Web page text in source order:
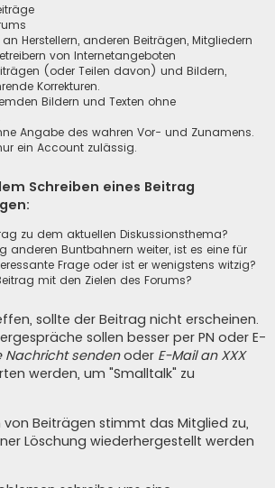
Herstellern, anderen Beiträgen, Mitgliedern
von Internetangeboten
(oder Teilen davon) und Bildern,
Korrekturen.
Bildern und Texten ohne
Angabe des wahren Vor- und Zunamens.
ein Account zulässig.
Schreiben eines Beitrag
zu dem aktuellen Diskussionsthema?
anderen Buntbahnern weiter, ist es eine für
Frage oder ist er wenigstens witzig?
mit den Zielen des Forums?
sollte der Beitrag nicht erscheinen.
sollen besser per PN oder E-
Nachricht sendenoder E-Mail an XXX
werden, um "Smalltalk" zu
Beiträgen stimmt das Mitglied zu,
Löschung wiederhergestellt werden